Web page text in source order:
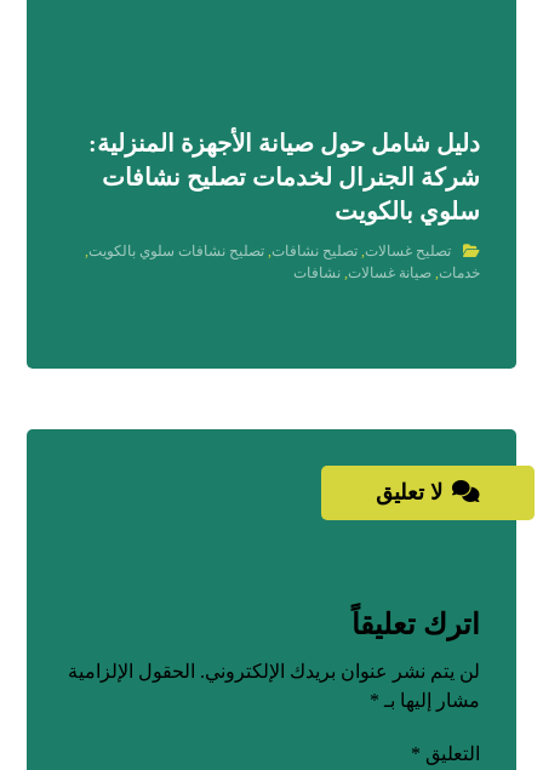
دليل شامل حول صيانة الأجهزة المنزلية:
شركة الجنرال لخدمات تصليح نشافات
سلوي بالكويت
تصليح غسالات,تصليح نشافات,تصليح نشافات سلوي بالكويت,
خدمات,صيانة غسالات,نشافات
لا تعليق
اترك تعليقاً
لن يتم نشر عنوان بريدك الإلكتروني. الحقول الإلزامية
مشار إليها بـ *
التعليق *